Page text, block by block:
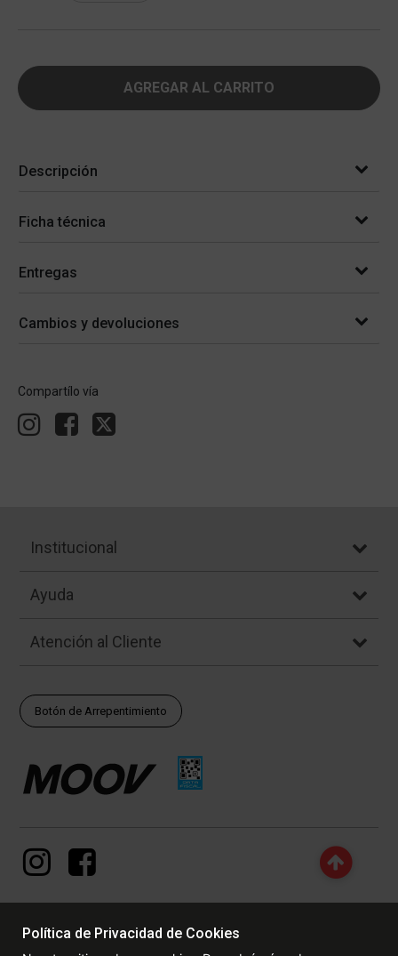
AGREGAR AL CARRITO
Descripción
Ficha técnica
Entregas
Cambios y devoluciones
Compartílo vía
Institucional
Ayuda
Atención al Cliente
Botón de Arrepentimiento
Política de Privacidad de Cookies